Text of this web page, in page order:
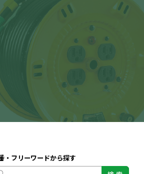
・フリーワードから探す